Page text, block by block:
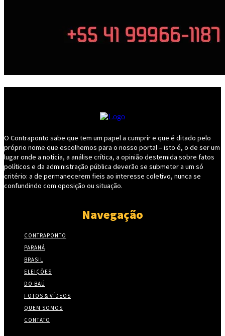
O Contraponto sabe que tem um papel a cumprir e que é ditado pelo
próprio nome que escolhemos para o nosso portal – isto é, o de ser um
lugar onde a notícia, a análise crítica, a opinião destemida sobre fatos
políticos e da administração pública deverão se submeter a um só
critério: a de permanecerem fieis ao interesse coletivo, nunca se
confundindo com oposição ou situação.
Navegação
CONTRAPONTO
PARANÁ
BRASIL
ELEIÇÕES
DO BAÚ
FOTOS & VÍDEOS
QUEM SOMOS
CONTATO